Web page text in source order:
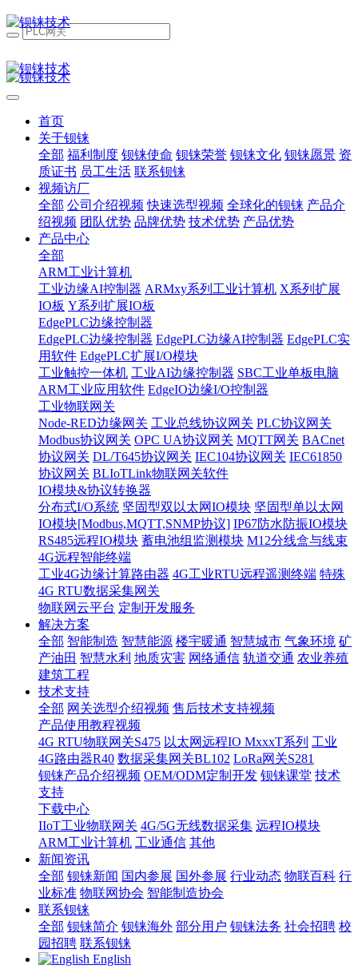
首页
关于钡铼
全部 福利制度 钡铼使命 钡铼荣誉 钡铼文化 钡铼愿景 资
质证书 员工生活 联系钡铼
视频访厂
全部 公司介绍视频 快速选型视频 全球化的钡铼 产品介
绍视频 团队优势 品牌优势 技术优势 产品优势
产品中心
全部
ARM工业计算机
工业边缘AI控制器 ARMxy系列工业计算机 X系列扩展
IO板 Y系列扩展IO板
EdgePLC边缘控制器
EdgePLC边缘控制器 EdgePLC边缘AI控制器 EdgePLC实
用软件 EdgePLC扩展I/O模块
工业触控一体机 工业AI边缘控制器 SBC工业单板电脑
ARM工业应用软件 EdgeIO边缘I/O控制器
工业物联网关
Node-RED边缘网关 工业总线协议网关 PLC协议网关
Modbus协议网关 OPC UA协议网关 MQTT网关 BACnet
协议网关 DL/T645协议网关 IEC104协议网关 IEC61850
协议网关 BLIoTLink物联网关软件
IO模块&协议转换器
分布式I/O系统 坚固型双以太网IO模块 坚固型单以太网
IO模块[Modbus,MQTT,SNMP协议] IP67防水防振IO模块
RS485远程IO模块 蓄电池组监测模块 M12分线盒与线束
4G远程智能终端
工业4G边缘计算路由器 4G工业RTU远程遥测终端 特殊
4G RTU数据采集网关
物联网云平台 定制开发服务
解决方案
全部 智能制造 智慧能源 楼宇暖通 智慧城市 气象环境 矿
产油田 智慧水利 地质灾害 网络通信 轨道交通 农业养殖
建筑工程
技术支持
全部 网关选型介绍视频 售后技术支持视频
产品使用教程视频
4G RTU物联网关S475 以太网远程IO MxxxT系列 工业
4G路由器R40 数据采集网关BL102 LoRa网关S281
钡铼产品介绍视频 OEM/ODM定制开发 钡铼课堂 技术
支持
下载中心
IIoT工业物联网关 4G/5G无线数据采集 远程IO模块
ARM工业计算机 工业通信 其他
新闻资讯
全部 钡铼新闻 国内参展 国外参展 行业动态 物联百科 行
业标准 物联网协会 智能制造协会
联系钡铼
全部 钡铼简介 钡铼海外 部分用户 钡铼法务 社会招聘 校
园招聘 联系钡铼
English